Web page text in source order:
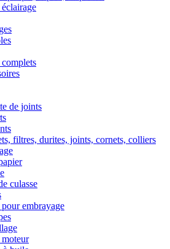
complets
de joints
filtres, durites, joints, cornets, colliers
culasse
embrayage